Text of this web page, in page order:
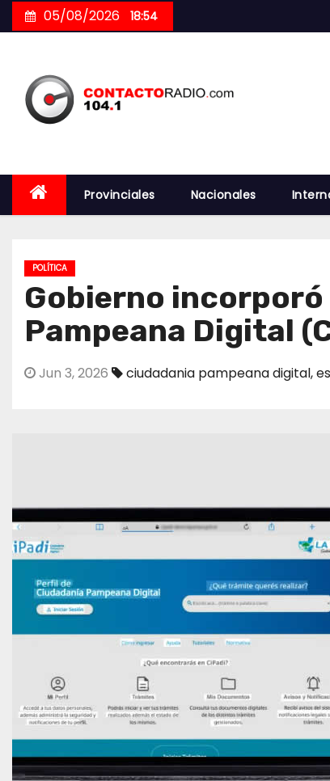
to
05/08/2026 18:54
Provinciales Nacionales
POLÍTICA
Gobierno
Pampeana Digital
Jun 3, 2026 ciudadania pampeana digital,